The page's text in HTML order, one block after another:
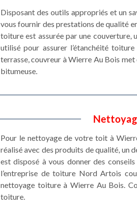
Disposant des outils appropriés et un
vous fournir des prestations de qualité
toiture est assurée par une couverture,
utilisé pour assurer l’étanchéité
terrasse, couvreur à Wierre Au Bois met
bitumeuse.
Pour le nettoyage de votre toit à
réalisé avec des produits de qualité, un
est disposé à vous donner des
l’entreprise de toiture Nord Artois
nettoyage toiture à Wierre Au Bois.
toiture.